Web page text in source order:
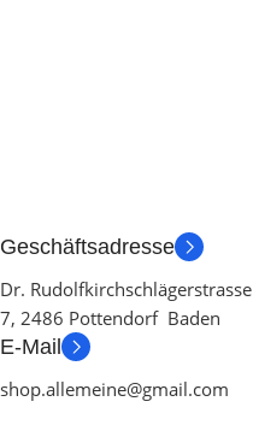
Geschäftsadresse
Dr. Rudolfkirchschlägerstrasse
7, 2486 Pottendorf Baden
E-Mail
shop.allemeine@gmail.com